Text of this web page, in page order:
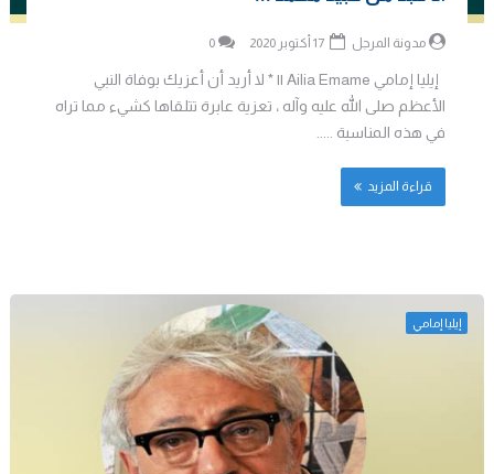
مدونة المرجل 0
إيليا إمامي Ailia Emame || * لا أريد أن أعزيك بوفاة النبي
الأعظم صلى الله عليه وآله ، تعزية عابرة تتلقاها كشيء مما تراه
في هذه المناسبة .....
قراءة المزيد
إيليا إمامي